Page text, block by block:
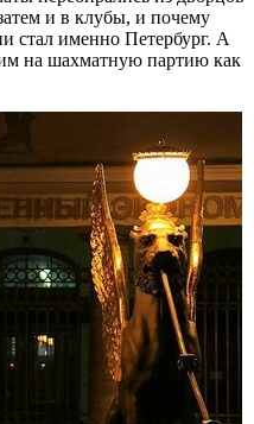
и в клубы, и почему
стал именно Петербург. А
на шахматную партию как